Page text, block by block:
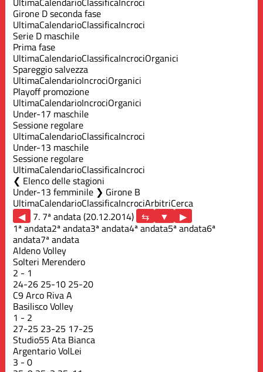
Girone D seconda fase
UltimaCalendarioClassificaIncroci
Serie D maschile
Prima fase
UltimaCalendarioClassificaIncrociOrganici
Spareggio salvezza
UltimaCalendarioIncrociOrganici
Playoff promozione
UltimaCalendarioIncrociOrganici
Under-17 maschile
Sessione regolare
UltimaCalendarioClassificaIncroci
Under-13 maschile
Sessione regolare
UltimaCalendarioClassificaIncroci
Elenco delle stagioni
Under-13 femminile ❯ Girone B
UltimaCalendarioClassificaIncrociArbitriCerca
◀ 7. 7ª andata (20.12.2014)
▶
1ª andata2ª andata3ª andata4ª andata5ª andata6ª
andata7ª andata
Aldeno Volley
Solteri Merendero
2 - 1
24-26 25-10 25-20
C9 Arco Riva A
Basilisco Volley
1 - 2
27-25 23-25 17-25
Studio55 Ata Bianca
Argentario VolLei
3 -0